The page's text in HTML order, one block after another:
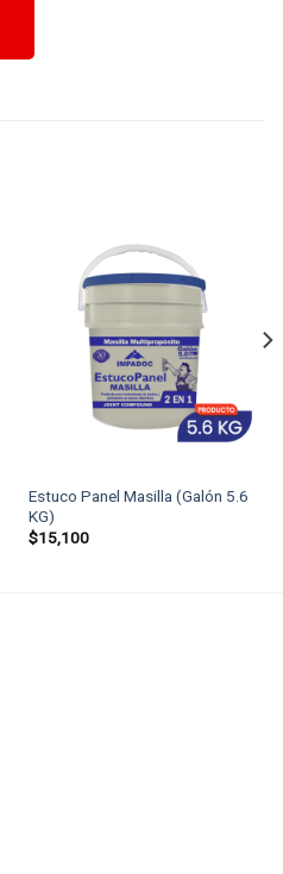
Estuco Panel Masilla (Galón 5.6
KG)
$15,100